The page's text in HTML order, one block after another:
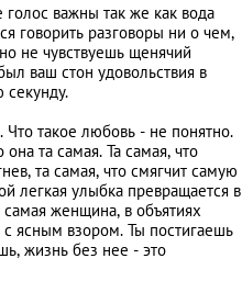
голос важны так же как вода
говорить разговоры ни о чем,
не чувствуешь щенячий
ваш стон удовольствия в
такое любовь - не понятно.
та самая. Та самая, что
та самая, что смягчит самую
легкая улыбка превращается в
женщина, в объятиях
ясным взором. Ты постигаешь
жизнь без нее - это